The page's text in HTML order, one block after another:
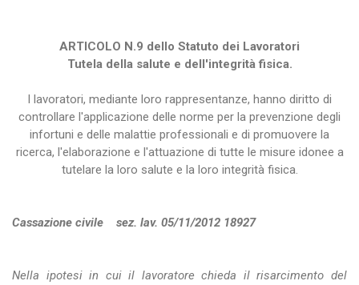
ARTICOLO N.9 dello Statuto dei Lavoratori
Tutela della salute e dell'integrità fisica.
I lavoratori, mediante loro rappresentanze, hanno diritto di
controllare l'applicazione delle norme per la prevenzione degli
infortuni e delle malattie professionali e di promuovere la
ricerca, l'elaborazione e l'attuazione di tutte le misure idonee a
tutelare la loro salute e la loro integrità fisica.
Cassazione civile sez. lav. 05/11/2012 18927
Nella ipotesi in cui il lavoratore chieda il risarcimento del